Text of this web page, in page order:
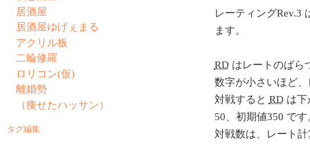
レーティングRev.3
ます。
RDはレートのばら
数字が小さいほど
対戦すると RDは下
50、初期値350 です
対戦数は、レート
居酒屋
居酒屋ゆげぇまる
アクリル板
二輪修羅
ロリコン(仮)
離婚勢
（痩せたハッサン）
タグ編集